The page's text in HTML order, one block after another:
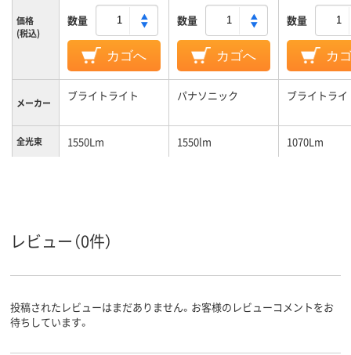
価格
(税込)
数量
カゴへ
数量
カゴへ
数量
カ
メーカー ブライトライト パナソニック ブライトライ
全光束 1550Lm 1550lm 1070Lm
レビュー（0件）
投稿されたレビューはまだありません。お客様のレビューコメントをお
待ちしています。